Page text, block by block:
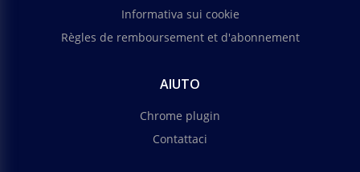
Informativa sui cookie
Règles de remboursement et d'abonnement
AIUTO
Chrome plugin
Contattaci